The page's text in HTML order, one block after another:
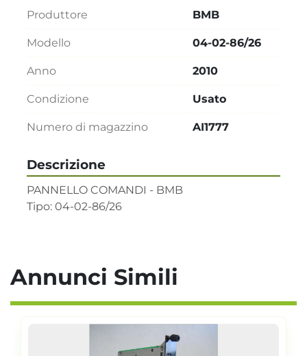
Descrizione
PANNELLO COMANDI - BMB
Tipo: 04-02-86/26
Produttore BMB
Modello 04-02-86/26
Anno 2010
Condizione Usato
Numero di magazzino AI1777
Annunci Simili